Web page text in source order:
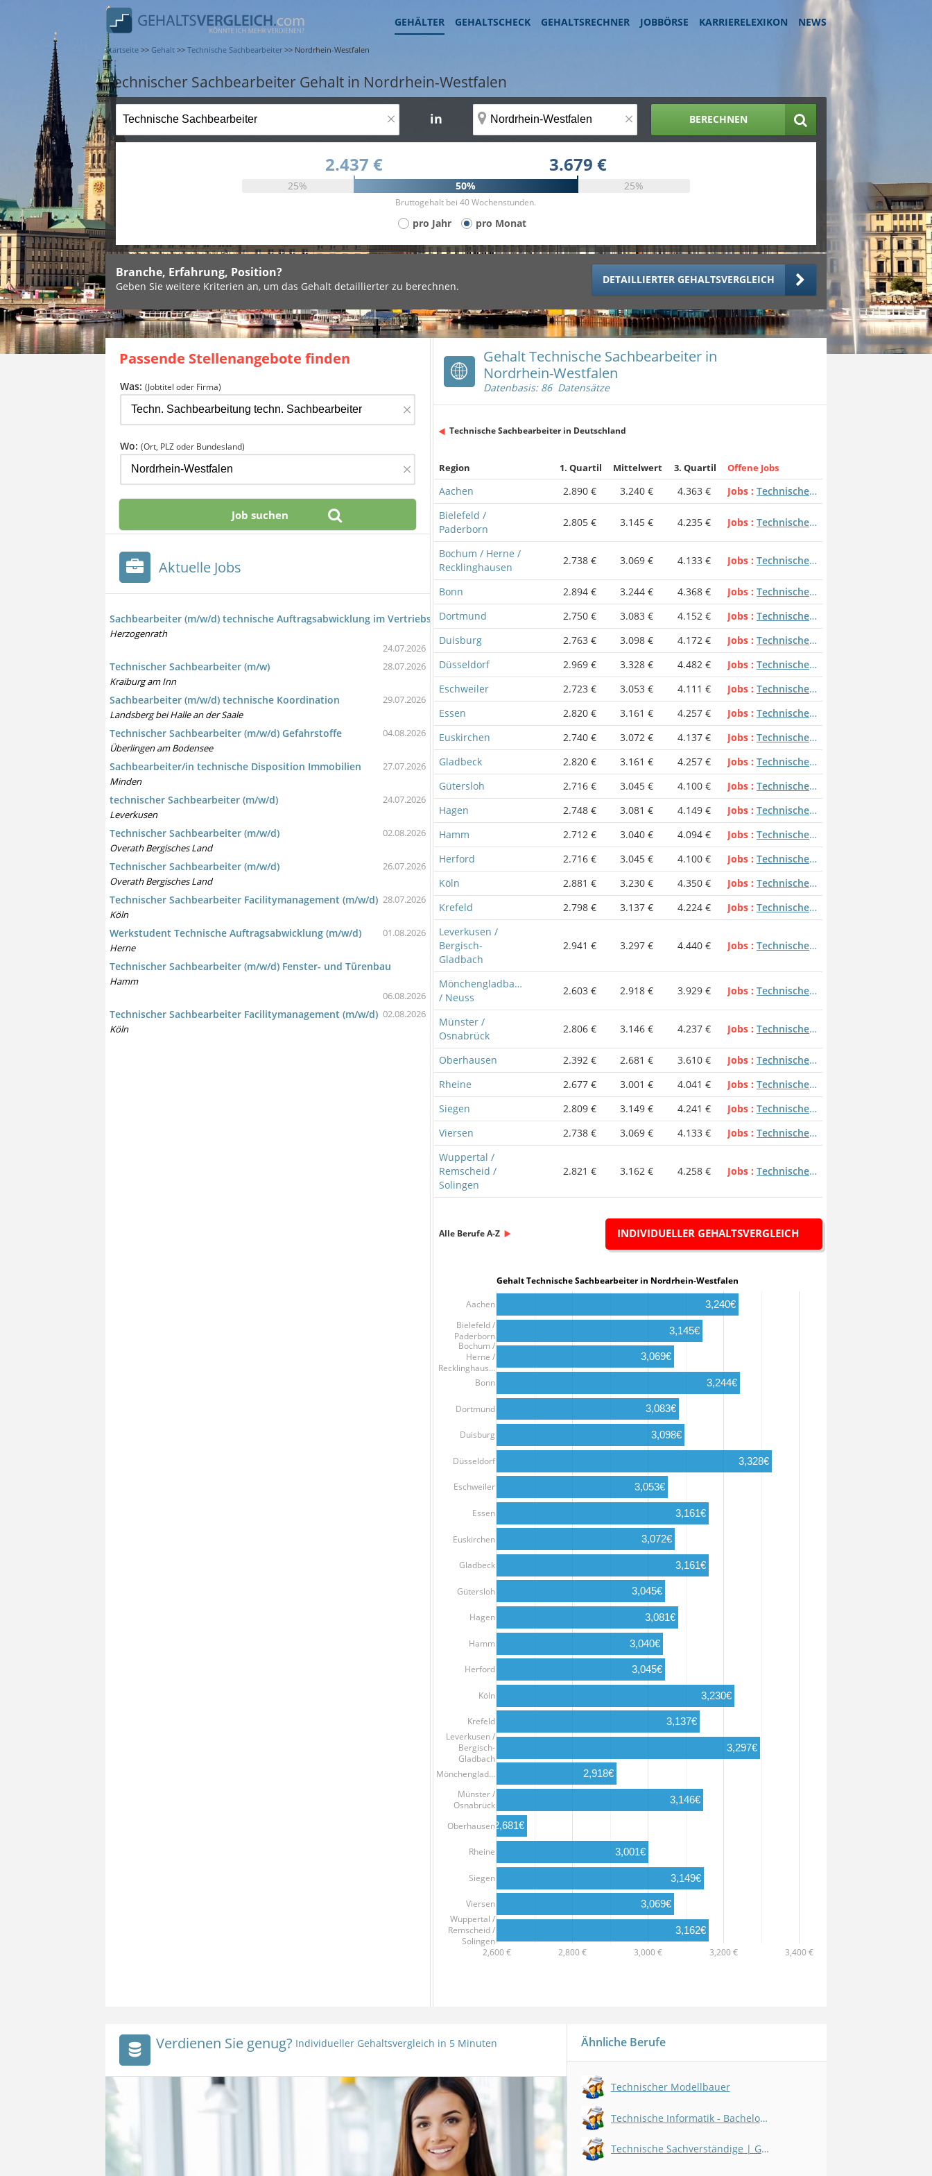
GEHÄLTER GEHALTSCHECK GEHALTSRECHNER JOBBÖRSE KARRIERELEXIKON NEWS
Startseite >> Gehalt >> Technische Sachbearbeiter >> Nordrhein-Westfalen
Technischer Sachbearbeiter Gehalt in Nordrhein-Westfalen
× in × BERECHNEN
2.437 € 3.679 €
25% 50% 25%
Bruttogehalt bei 40 Wochenstunden.
pro Jahr pro Monat
Branche, Erfahrung, Position?
Geben Sie weitere Kriterien an, um das Gehalt detaillierter zu berechnen.
DETAILLIERTER GEHALTSVERGLEICH
Gehalt Technische Sachbearbeiter in
Nordrhein-Westfalen
Datenbasis: 86 Datensätze
Technische Sachbearbeiter in Deutschland
Region 1. Quartil Mittelwert 3. Quartil Offene Jobs
Aachen 2.890 € 3.240 € 4.363 € Jobs
Technische Sachbearbeiter
Bielefeld /
Paderborn
2.805 € 3.145 € 4.235 € Jobs Technische Sachbearbeiter
Bochum / Herne /
Recklinghausen
2.738 € 3.069 € 4.133 € Jobs Technische Sachbearbeiter
Bonn 2.894 € 3.244 € 4.368 € Jobs
Technische Sachbearbeiter
Dortmund
2.750 € 3.083 € 4.152 € Jobs
Technische Sachbearbeiter
Duisburg
2.763 € 3.098 € 4.172 € Jobs
Technische Sachbearbeiter
Düsseldorf
2.969 € 3.328 € 4.482 € Jobs
Technische Sachbearbeiter
Eschweiler
2.723 € 3.053 € 4.111 € Jobs
Technische Sachbearbeiter
Essen
2.820 € 3.161 € 4.257 € Jobs
Technische Sachbearbeiter
Euskirchen
2.740 € 3.072 € 4.137 € Jobs
Technische Sachbearbeiter
Gladbeck
2.820 € 3.161 € 4.257 € Jobs
Technische Sachbearbeiter
Gütersloh
2.716 € 3.045 € 4.100 € Jobs
Technische Sachbearbeiter
Hagen
2.748 € 3.081 € 4.149 € Jobs
Technische Sachbearbeiter
Hamm
2.712 € 3.040 € 4.094 € Jobs
Technische Sachbearbeiter
Herford
2.716 € 3.045 € 4.100 € Jobs
Technische Sachbearbeiter
Köln
2.881 € 3.230 € 4.350 € Jobs
Technische Sachbearbeiter
Krefeld
2.798 € 3.137 € 4.224 € Jobs
Technische Sachbearbeiter
Leverkusen /
Bergisch-
Gladbach
2.941 € 3.297 € 4.440 € Jobs Technische Sachbearbeiter
Mönchengladbach
/ Neuss
2.603 € 2.918 € 3.929 € Jobs Technische Sachbearbeiter
Münster /
Osnabrück
2.806 € 3.146 € 4.237 € Jobs Technische Sachbearbeiter
Oberhausen 2.392 € 2.681 € 3.610 € Jobs
Technische Sachbearbeiter
Rheine
2.677 € 3.001 € 4.041 € Jobs
Technische Sachbearbeiter
Siegen
2.809 € 3.149 € 4.241 € Jobs
Technische Sachbearbeiter
Viersen
2.738 € 3.069 € 4.133 € Jobs
Technische Sachbearbeiter
Wuppertal /
Remscheid /
Solingen
2.821 € 3.162 € 4.258 € Jobs Technische Sachbearbeiter
Alle Berufe A-Z INDIVIDUELLER GEHALTSVERGLEICH
Gehalt Technische Sachbearbeiter in Nordrhein-Westfalen
2,600 € 2,800 € 3,000 € 3,200 € 3,400 €
Aachen
Bielefeld /
Paderborn
Bochum /
Herne /
Recklinghaus…
Bonn
Dortmund
Duisburg
Düsseldorf
Eschweiler
Essen
Euskirchen
Gladbeck
Gütersloh
Hagen
Hamm
Herford
Köln
Krefeld
Leverkusen /
Bergisch-
Gladbach
Mönchenglad…
Münster /
Osnabrück
Oberhausen
Rheine
Siegen
Viersen
Wuppertal /
Remscheid /
Solingen
3,240€
3,145€
3,069€
3,244€
3,083€
3,098€
3,328€
3,053€
3,161€
3,072€
3,161€
3,045€
3,081€
3,040€
3,045€
3,230€
3,137€
3,297€
2,918€
3,146€
2,681€
3,001€
3,149€
3,069€
3,162€
Passende Stellenangebote finden
Was: (Jobtitel oder Firma)
×
Wo: (Ort, PLZ oder Bundesland)
×
Aktuelle Jobs
Sachbearbeiter (m/w/d) technische Auftragsabwicklung im Vertriebsinnendienst
Herzogenrath
24.07.2026
Technischer Sachbearbeiter (m/w)
Kraiburg am Inn
28.07.2026
Sachbearbeiter (m/w/d) technische Koordination
Landsberg bei Halle an der Saale
29.07.2026
Technischer Sachbearbeiter (m/w/d) Gefahrstoffe
Überlingen am Bodensee
04.08.2026
Sachbearbeiter/in technische Disposition Immobilien
Minden
27.07.2026
technischer Sachbearbeiter (m/w/d)
Leverkusen
24.07.2026
Technischer Sachbearbeiter (m/w/d)
Overath Bergisches Land
02.08.2026
Technischer Sachbearbeiter (m/w/d)
Overath Bergisches Land
26.07.2026
Technischer Sachbearbeiter Facilitymanagement (m/w/d)
Köln
28.07.2026
Werkstudent Technische Auftragsabwicklung (m/w/d)
Herne
01.08.2026
Technischer Sachbearbeiter (m/w/d) Fenster- und Türenbau
Hamm
06.08.2026
Technischer Sachbearbeiter Facilitymanagement (m/w/d)
Köln
02.08.2026
Verdienen Sie genug? Individueller Gehaltsvergleich in 5 Minuten Ähnliche Berufe
Technischer Modellbauer
Technische Informatik - Bachelor of Science (B.Sc.)
Technische Sachverständige | Gutachter (Versicherung)